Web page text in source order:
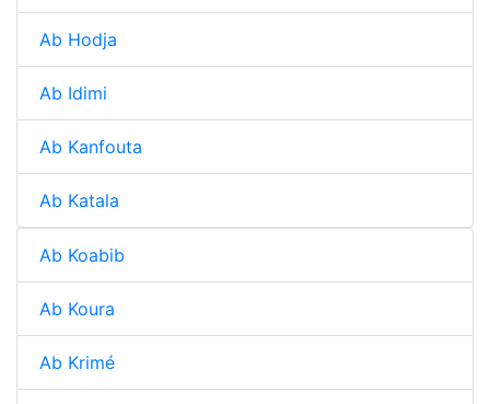
Ab Hodja
Ab Idimi
Ab Kanfouta
Ab Katala
Ab Koabib
Ab Koura
Ab Krimé